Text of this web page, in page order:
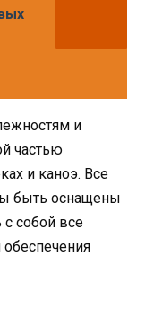
и
частью
и каноэ. Все
быть оснащены
собой все